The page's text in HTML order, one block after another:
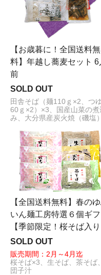
【お歳暮に！全国送料無
料】年越し蕎麦セット 6
前
SOLD OUT
田舎そば（麺110ｇ×2、つ
60ｇ×2）×3、国産山菜の煮
み、大分県産炭火焼（磯塩）
【全国送料無料】春の
いん麺工房特選６個ギフ
【季節限定！桜そば入り
SOLD OUT
販売期間：2月～4月迄
桜そば×3、生そば、茶そば、
団子汁